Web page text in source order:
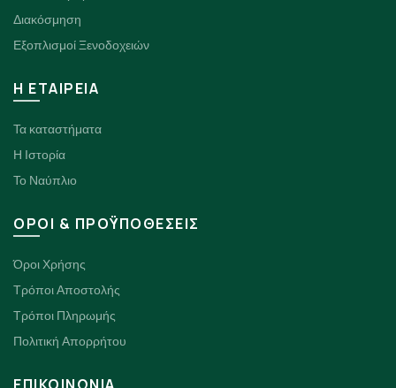
Διακόσμηση
Εξοπλισμοί Ξενοδοχειών
H ΕΤΑΙΡΕΙΑ
Τα καταστήματα
Η Ιστορία
Το Ναύπλιο
ΟΡΟΙ & ΠΡΟΫΠΟΘΕΣΕΙΣ
Όροι Χρήσης
Τρόποι Αποστολής
Τρόποι Πληρωμής
Πολιτική Απορρήτου